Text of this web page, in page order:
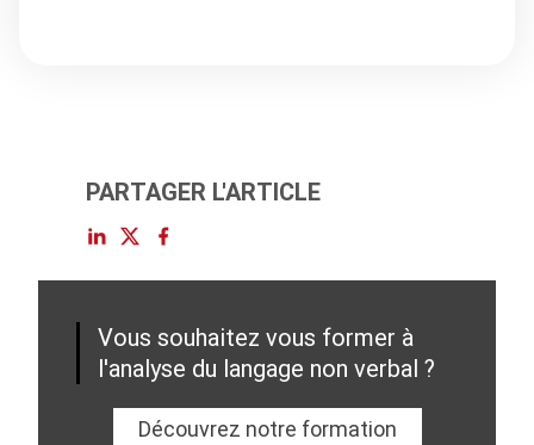
PARTAGER L'ARTICLE
Vous souhaitez vous former à
l'analyse du langage non verbal ?
Découvrez notre formation